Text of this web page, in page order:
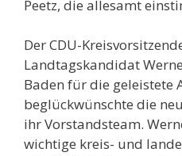
Peetz, die allesamt
Der CDU-
Landtagskandidat
Baden für die geleistete
beglückwünschte die
ihr Vorstandsteam.
wichtige kreis- und